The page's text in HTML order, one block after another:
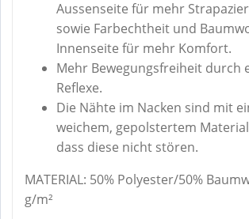
Aussenseite für mehr
sowie Farbechtheit und
Innenseite für mehr Komfort.
Mehr Bewegungsfreiheit durch
Reflexe.
Die Nähte im Nacken sind mit
weichem, gepolstertem
dass diese nicht stören.
MATERIAL: 50% Polyester/50%
g/m²